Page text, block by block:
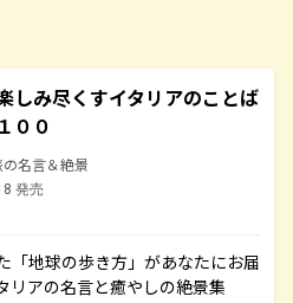
しみ尽くすイタリアのことば
００
の名言＆絶景
発売
「地球の歩き方」があなたにお届
リアの名言と癒やしの絶景集